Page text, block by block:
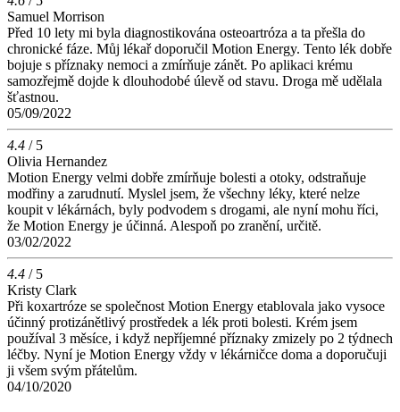
Samuel Morrison
Před 10 lety mi byla diagnostikována osteoartróza a ta přešla do
chronické fáze. Můj lékař doporučil Motion Energy. Tento lék dobře
bojuje s příznaky nemoci a zmírňuje zánět. Po aplikaci krému
samozřejmě dojde k dlouhodobé úlevě od stavu. Droga mě udělala
šťastnou.
05/09/2022
4.4 / 5
Olivia Hernandez
Motion Energy velmi dobře zmírňuje bolesti a otoky, odstraňuje
modřiny a zarudnutí. Myslel jsem, že všechny léky, které nelze
koupit v lékárnách, byly podvodem s drogami, ale nyní mohu říci,
že Motion Energy je účinná. Alespoň po zranění, určitě.
03/02/2022
4.4 / 5
Kristy Clark
Při koxartróze se společnost Motion Energy etablovala jako vysoce
účinný protizánětlivý prostředek a lék proti bolesti. Krém jsem
používal 3 měsíce, i když nepříjemné příznaky zmizely po 2 týdnech
léčby. Nyní je Motion Energy vždy v lékárničce doma a doporučuji
ji všem svým přátelům.
04/10/2020